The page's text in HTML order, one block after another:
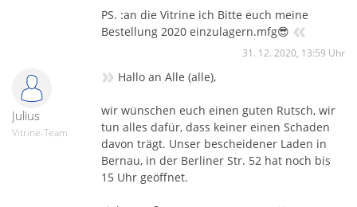
PS. :an die Vitrine ich Bitte euch meine
Bestellung 2020 einzulagern.mfg😎 «
31. 12. 2020, 13:59 Uhr
Julius
Vitrine-Team
» Hallo an Alle (alle),
wir wünschen euch einen guten Rutsch, wir
tun alles dafür, dass keiner einen Schaden
davon trägt. Unser bescheidener Laden in
Bernau, in der Berliner Str. 52 hat noch bis
15 Uhr geöffnet.